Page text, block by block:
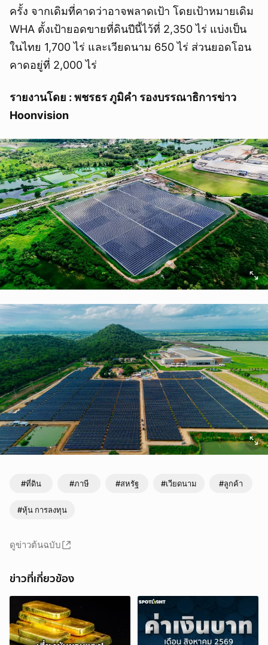
ครั้ง จากเดิมที่คาดว่าอาจพลาดเป้า โดยเป้าหมายเดิม
WHA ตั้งเป้ายอดขายที่ดินปีนี้ไว้ที่ 2,350 ไร่ แบ่งเป็น
ในไทย 1,700 ไร่ และเวียดนาม 650 ไร่ ส่วนยอดโอน
คาดอยู่ที่ 2,000 ไร่
รายงานโดย : พชรธร ภูมิคำ รองบรรณาธิการข่าว
Hoonvision
#ที่ดิน #ภาษี #สหรัฐ #เวียดนาม #ลูกค้า
#หุ้น การลงทุน
ดูข่าวต้นฉบับ
ข่าวที่เกี่ยวข้อง
ยกเลิก